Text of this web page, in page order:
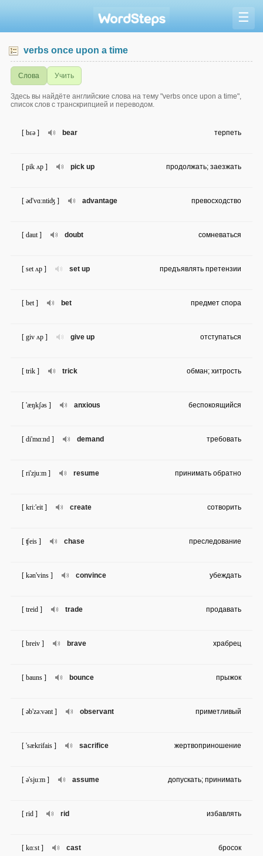
☰
verbs once upon a time
Слова Учить
Здесь вы найдёте английские слова на тему "verbs once upon a time",
список слов с транскрипцией и переводом.
bear
[ bɛə ] терпеть
pick up
[ pik ʌp ] продолжать; заезжать
advantage
[ əd'vɑ:ntiʤ ] превосходство
doubt
[ daut ] сомневаться
set up
[ set ʌp ] предъявлять претензии
bet
[ bet ] предмет спора
give up
[ giv ʌp ] отступаться
trick
[ trik ] обман; хитрость
anxious
[ 'æŋkʃəs ] беспокоящийся
demand
[ di'mɑ:nd ] требовать
resume
[ ri'zju:m ] принимать обратно
create
[ kri:'eit ] сотворить
chase
[ ʧeis ] преследование
convince
[ kən'vins ] убеждать
trade
[ treid ] продавать
brave
[ breiv ] храбрец
bounce
[ bauns ] прыжок
observant
[ əb'zə:vənt ] приметливый
sacrifice
[ 'sækrifais ] жертвоприношение
assume
[ ə'sju:m ] допускать; принимать
rid
[ rid ] избавлять
cast
[ kɑ:st ] бросок